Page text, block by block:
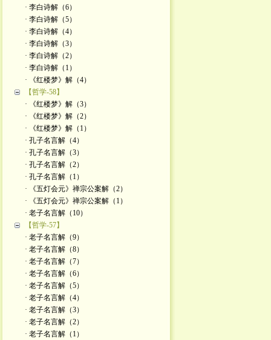
· 李白诗解（6）
· 李白诗解（5）
· 李白诗解（4）
· 李白诗解（3）
· 李白诗解（2）
· 李白诗解（1）
· 《红楼梦》解（4）
【哲学-58】
· 《红楼梦》解（3）
· 《红楼梦》解（2）
· 《红楼梦》解（1）
· 孔子名言解（4）
· 孔子名言解（3）
· 孔子名言解（2）
· 孔子名言解（1）
· 《五灯会元》禅宗公案解（2）
· 《五灯会元》禅宗公案解（1）
· 老子名言解（10）
【哲学-57】
· 老子名言解（9）
· 老子名言解（8）
· 老子名言解（7）
· 老子名言解（6）
· 老子名言解（5）
· 老子名言解（4）
· 老子名言解（3）
· 老子名言解（2）
· 老子名言解（1）